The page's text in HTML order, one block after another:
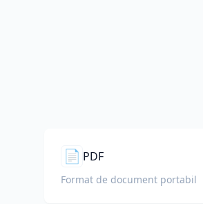
📄 PDF
Format de document portabil